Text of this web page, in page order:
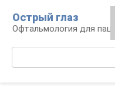
контенту
Острый глаз
Офтальмология для